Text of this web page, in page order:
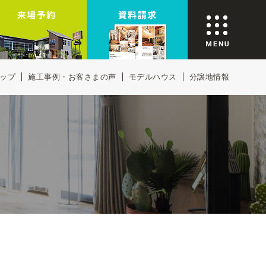
プ 施工事例・お客さまの声 モデルハウス 分譲地情報